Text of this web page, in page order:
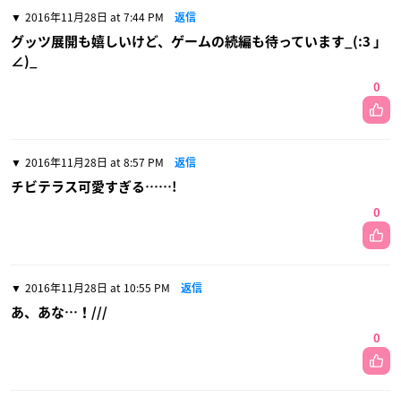
2016年11月28日 at 7:44 PM 返信
グッツ展開も嬉しいけど、ゲームの続編も待っています_(:3 」
∠)_
0
2016年11月28日 at 8:57 PM 返信
チビテラス可愛すぎる……!
0
2016年11月28日 at 10:55 PM 返信
あ、あな…！///
0